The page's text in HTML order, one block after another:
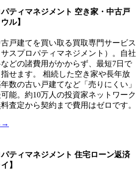
ティマネジメント 空き家・中古戸
ル】
戸建てを買い取る買取専門サービス
サスプロパティマネジメント）。自社
どの諸費用がかからず、最短7日で
せます。 相続した空き家や長年放
数の古い戸建てなど「売りにくい」
能。約10万人の投資家ネットワーク
査定から契約まで費用はゼロです。
→
ティマネジメント 住宅ローン返済
】